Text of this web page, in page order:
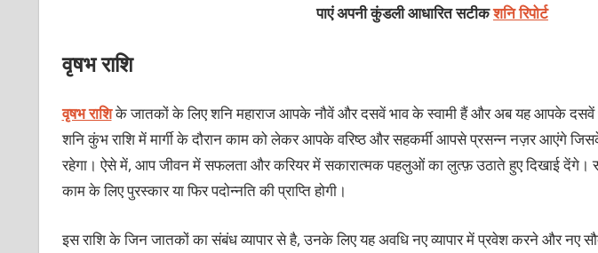
पाएं अपनी कुंडली आधारित सटीकशनि रिपोर्ट
वृषभ राशि
वृषभ राशिके जातकों के लिए शनि महाराज आपके नौवें और दसवें भाव के स्वामी हैं और अब यह आपके दसवें
शनि कुंभ राशि में मार्गी के दौरान काम को लेकर आपके वरिष्ठ और सहकर्मी आपसे प्रसन्न नज़र आएंगे
रहेगा। ऐसे में, आप जीवन में सफलता और करियर में सकारात्मक पहलुओं का लुत्फ़ उठाते हुए दिखाई देंगे।
काम के लिए पुरस्कार या फिर पदोन्नति की प्राप्ति होगी।
इस राशि के जिन जातकों का संबंध व्यापार से है, उनके लिए यह अवधि नए व्यापार में प्रवेश करने और